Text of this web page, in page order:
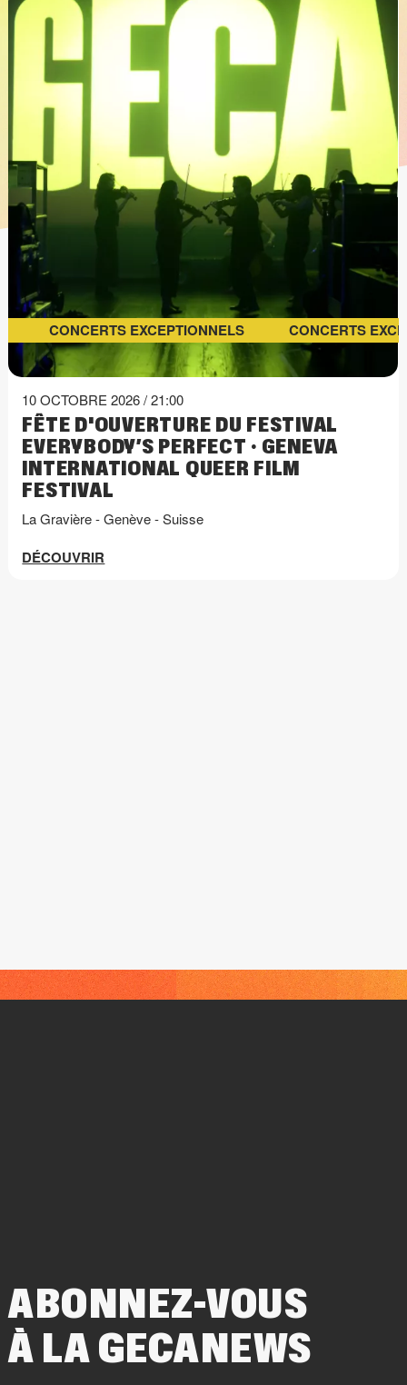
CONCERTS EXCEPTIONNELS CONCERTS
10 OCTOBRE 2026 / 21:00
FÊTE D'OUVERTURE DU FESTIVAL
EVERYBODY’S PERFECT · GENEVA
INTERNATIONAL QUEER FILM
FESTIVAL
La Gravière - Genève - Suisse
DÉCOUVRIR
ABONNEZ-VOUS
À LA GECANEWS